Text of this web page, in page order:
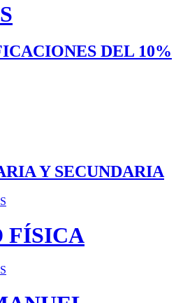
DEL 10%
Y SECUNDARIA
FÍSICA